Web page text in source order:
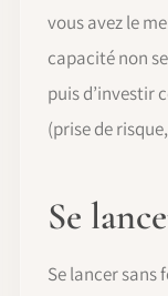
vous avez le
capacité non
puis d’investir
(prise de
Se
Se lancer sans